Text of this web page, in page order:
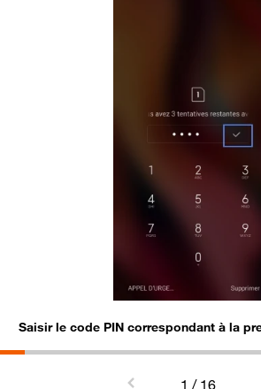
Saisir le code PIN correspondant à la
1 / 16